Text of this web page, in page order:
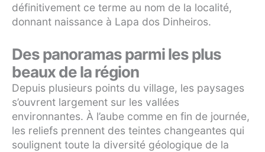
définitivement ce terme au nom de la localité,
donnant naissance à Lapa dos Dinheiros.
Des panoramas parmi les plus
beaux de la région
Depuis plusieurs points du village, les paysages
s’ouvrent largement sur les vallées
environnantes. À l’aube comme en fin de journée,
les reliefs prennent des teintes changeantes qui
soulignent toute la diversité géologique de la